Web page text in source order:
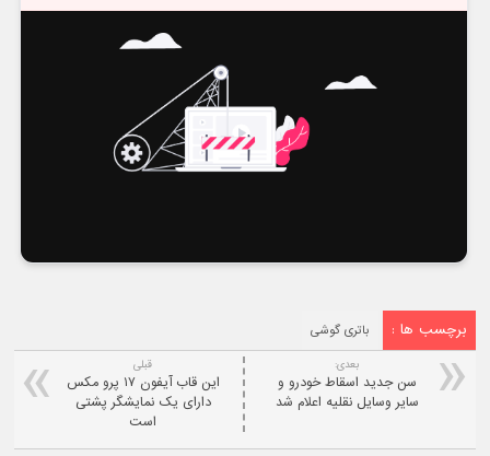
برچسب ها : باتری گوشی
قبلی
این قاب آیفون ۱۷ پرو مکس
دارای یک نمایشگر پشتی
است
بعدی:
سن جدید اسقاط خودرو و
سایر وسایل نقلیه اعلام شد